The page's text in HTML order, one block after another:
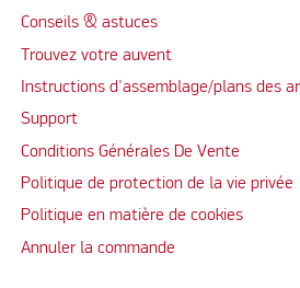
Conseils & astuces
Trouvez votre auvent
Instructions d'assemblage/plans des
Support
Conditions Générales De Vente
Politique de protection de la vie privée
Politique en matière de cookies
Annuler la commande